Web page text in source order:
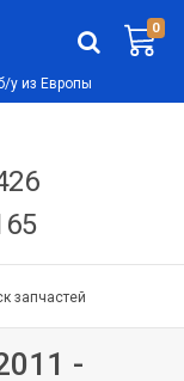
0
у из Европы
запчастей
-